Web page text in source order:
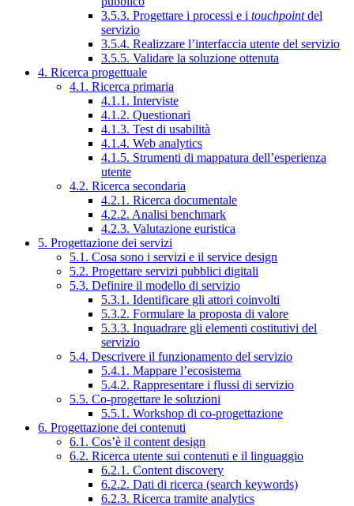
3.5.3. Progettare i processi e i touchpointdel
servizio
3.5.4. Realizzare l’interfaccia utente del servizio
3.5.5. Validare la soluzione ottenuta
4. Ricerca progettuale
4.1. Ricerca primaria
4.1.1. Interviste
4.1.2. Questionari
4.1.3. Test di usabilità
4.1.4. Web analytics
4.1.5. Strumenti di mappatura dell’esperienza
utente
4.2. Ricerca secondaria
4.2.1. Ricerca documentale
4.2.2. Analisi benchmark
4.2.3. Valutazione euristica
5. Progettazione dei servizi
5.1. Cosa sono i servizi e il service design
5.2. Progettare servizi pubblici digitali
5.3. Definire il modello di servizio
5.3.1. Identificare gli attori coinvolti
5.3.2. Formulare la proposta di valore
5.3.3. Inquadrare gli elementi costitutivi del
servizio
5.4. Descrivere il funzionamento del servizio
5.4.1. Mappare l’ecosistema
5.4.2. Rappresentare i flussi di servizio
5.5. Co-progettare le soluzioni
5.5.1. Workshop di co-progettazione
6. Progettazione dei contenuti
6.1. Cos’è il content design
6.2. Ricerca utente sui contenuti e il linguaggio
6.2.1. Content discovery
6.2.2. Dati di ricerca (search keywords)
6.2.3. Ricerca tramite analytics